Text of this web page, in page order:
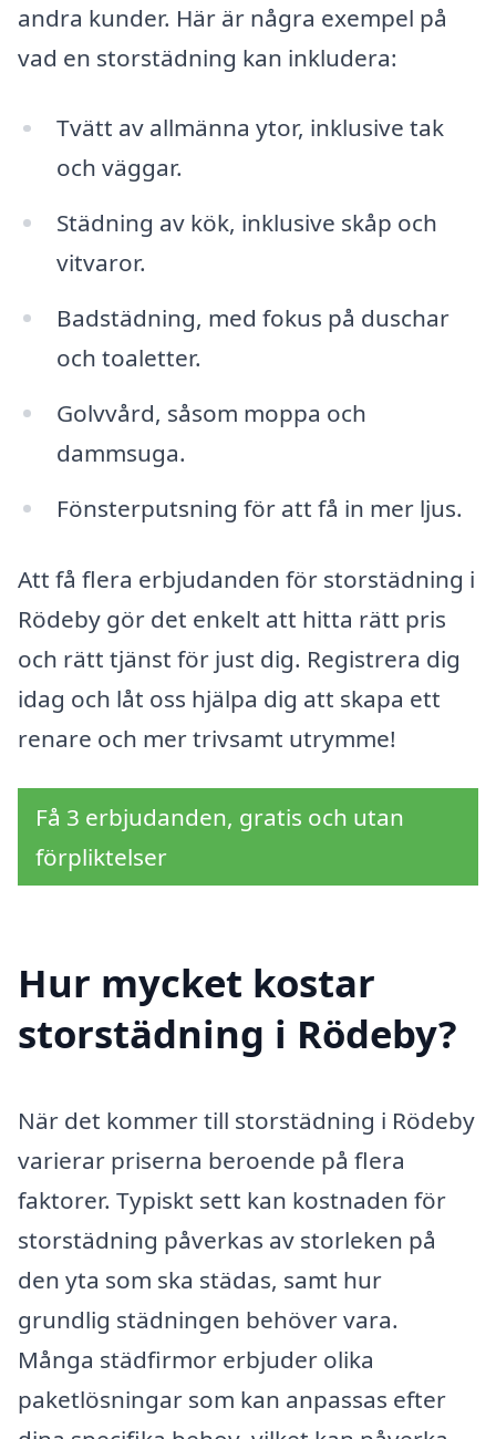
andra kunder. Här är några exempel på
vad en storstädning kan inkludera:
Tvätt av allmänna ytor, inklusive tak
och väggar.
Städning av kök, inklusive skåp och
vitvaror.
Badstädning, med fokus på duschar
och toaletter.
Golvvård, såsom moppa och
dammsuga.
Fönsterputsning för att få in mer ljus.
Att få flera erbjudanden för storstädning i
Rödeby gör det enkelt att hitta rätt pris
och rätt tjänst för just dig. Registrera dig
idag och låt oss hjälpa dig att skapa ett
renare och mer trivsamt utrymme!
Få 3 erbjudanden, gratis och utan
förpliktelser
Hur mycket kostar
storstädning i Rödeby?
När det kommer till storstädning i Rödeby
varierar priserna beroende på flera
faktorer. Typiskt sett kan kostnaden för
storstädning påverkas av storleken på
den yta som ska städas, samt hur
grundlig städningen behöver vara.
Många städfirmor erbjuder olika
paketlösningar som kan anpassas efter